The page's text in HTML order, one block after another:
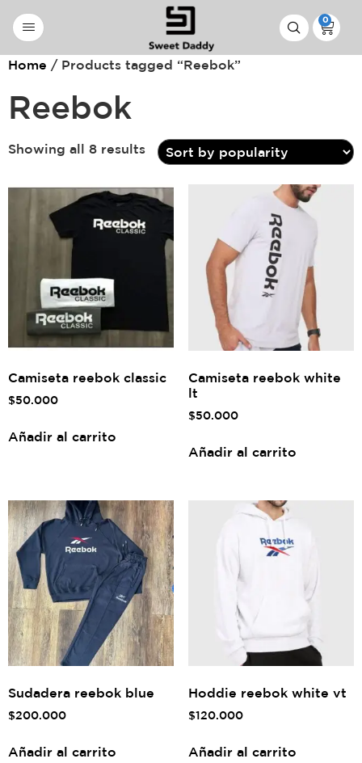
0
Home / Products tagged “Reebok”
Reebok
Showing all 8 results
Camiseta reebok classic
$50.000
Añadir al carrito
Camiseta reebok white
lt
$50.000
Añadir al carrito
Sudadera reebok blue
$200.000
Añadir al carrito
Hoddie reebok white vt
$120.000
Añadir al carrito